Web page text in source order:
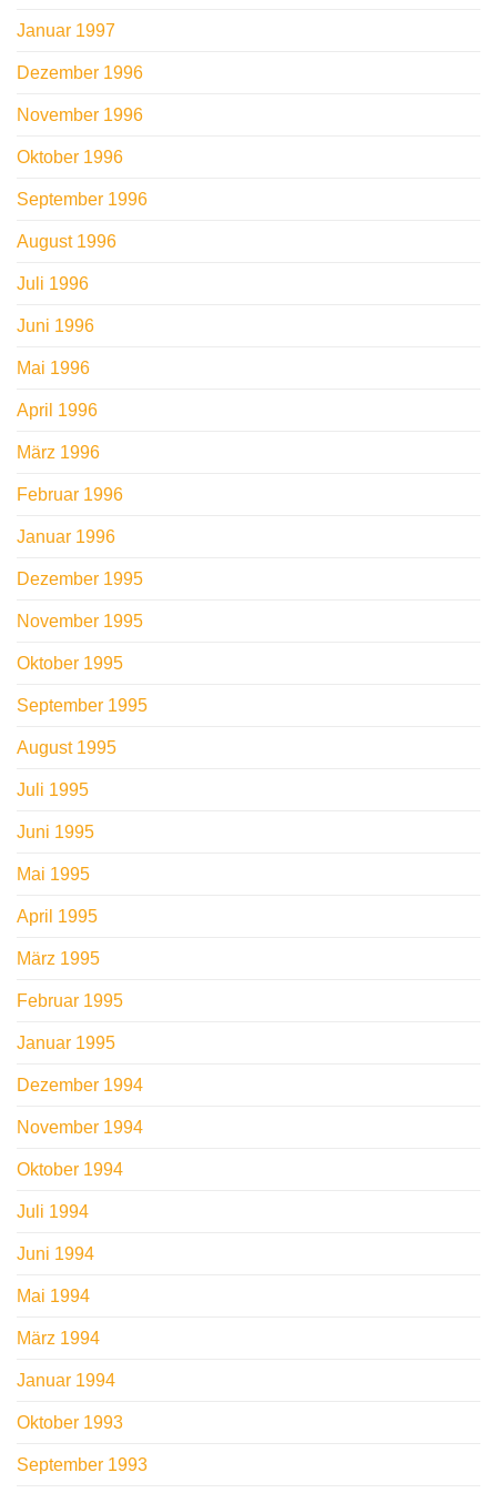
Januar 1997
Dezember 1996
November 1996
Oktober 1996
September 1996
August 1996
Juli 1996
Juni 1996
Mai 1996
April 1996
März 1996
Februar 1996
Januar 1996
Dezember 1995
November 1995
Oktober 1995
September 1995
August 1995
Juli 1995
Juni 1995
Mai 1995
April 1995
März 1995
Februar 1995
Januar 1995
Dezember 1994
November 1994
Oktober 1994
Juli 1994
Juni 1994
Mai 1994
März 1994
Januar 1994
Oktober 1993
September 1993